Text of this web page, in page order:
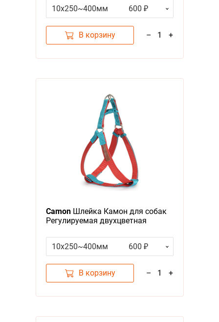
10x250~400мм
600 ₽
В корзину – 1 +
CamonШлейка Камон для собак
Регулируемая двухцветная
10x250~400мм
600 ₽
В корзину – 1 +